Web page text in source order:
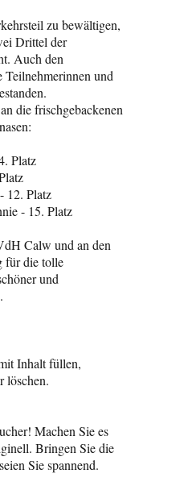
zu bewältigen,
Drittel der
Auch den
Teilnehmerinnen und
die frischgebackenen
Platz
12. Platz
- 15. Platz
Calw und an den
für die tolle
und
Inhalt füllen,
löschen.
Machen Sie es
Bringen Sie die
Sie spannend.